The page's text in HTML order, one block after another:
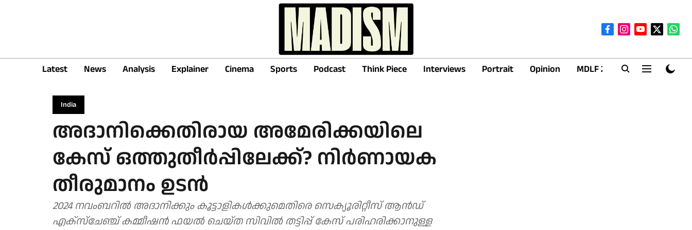
Latest News Analysis Explainer Cinema Sports Podcast Think Piece Interviews Portrait Opinion MDLF 2026
India
അദാനിക്കെതിരായ അമേരിക്കയിലെ
കേസ് ഒത്തുതീര്‍പ്പിലേക്ക്? നിര്‍ണായക
തീരുമാനം ഉടന്‍
2024 നവംബറില്‍ അദാനിക്കും കൂട്ടാളികള്‍ക്കുമെതിരെ സെക്യൂരിറ്റീസ് ആന്‍ഡ്
എക്‌സ്‌ചേഞ്ച് കമ്മീഷന്‍ ഫയല്‍ ചെയ്ത സിവില്‍ തട്ടിപ്പ് കേസ് പരിഹരിക്കാനുള്ള